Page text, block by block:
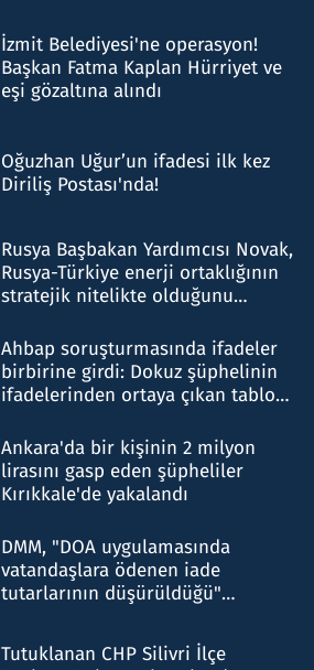
İzmit Belediyesi'ne operasyon!
Başkan Fatma Kaplan Hürriyet ve
eşi gözaltına alındı
Oğuzhan Uğur’un ifadesi ilk kez
Diriliş Postası'nda!
Rusya Başbakan Yardımcısı Novak,
Rusya-Türkiye enerji ortaklığının
stratejik nitelikte olduğunu
Ahbap soruşturmasında ifadeler
birbirine girdi: Dokuz şüphelinin
ifadelerinden ortaya çıkan tablo
Ankara'da bir kişinin 2 milyon
lirasını gasp eden şüpheliler
Kırıkkale'de yakalandı
DMM, "DOA uygulamasında
vatandaşlara ödenen iade
tutarlarının düşürüldüğü"
Tutuklanan CHP Silivri İlçe